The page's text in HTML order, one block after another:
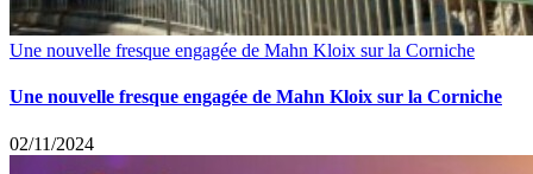
Une nouvelle fresque engagée de Mahn Kloix sur la Corniche
Une nouvelle fresque engagée de Mahn Kloix sur la Corniche
02/11/2024